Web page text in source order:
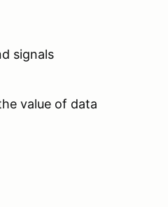
signals
value of data